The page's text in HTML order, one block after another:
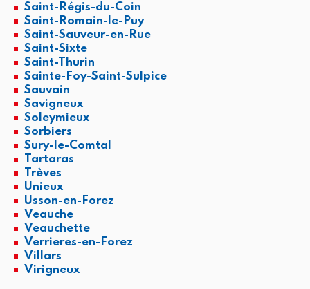
Saint-Régis-du-Coin
Saint-Romain-le-Puy
Saint-Sauveur-en-Rue
Saint-Sixte
Saint-Thurin
Sainte-Foy-Saint-Sulpice
Sauvain
Savigneux
Soleymieux
Sorbiers
Sury-le-Comtal
Tartaras
Trèves
Unieux
Usson-en-Forez
Veauche
Veauchette
Verrieres-en-Forez
Villars
Virigneux